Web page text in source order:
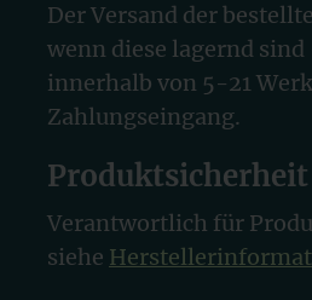
Der Versand der
wenn diese lagernd
innerhalb von 5-21
Zahlungseingang.
Produktsicherheit
Verantwortlich für
siehe